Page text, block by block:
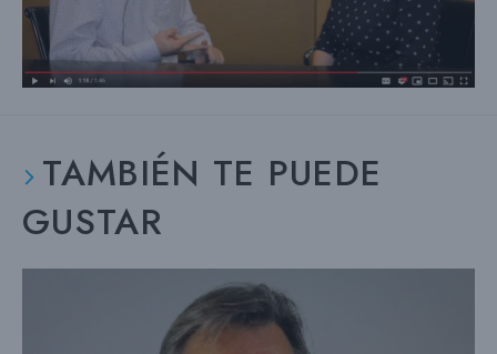
TAMBIÉN TE PUEDE
GUSTAR